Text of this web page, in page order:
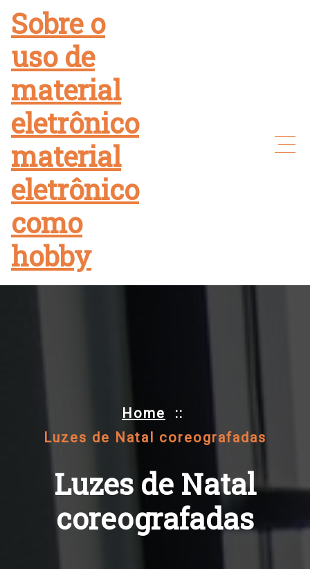
content
Sobre o
uso de
material
eletrônico
material
eletrônico
como
hobby
Home ::
Luzes de Natal coreografadas
Luzes de Natal
coreografadas